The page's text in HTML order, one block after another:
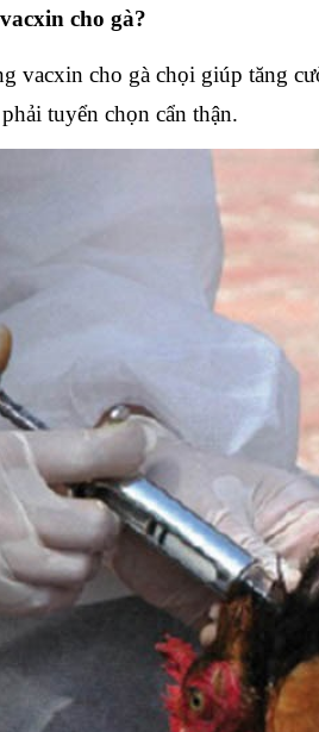
cho gà?
vacxin cho gà chọi giúp tăng
tuyển chọn cẩn thận.